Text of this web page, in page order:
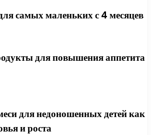
самых маленьких с 4 месяцев
для повышения аппетита
для недоношенных детей как
и роста